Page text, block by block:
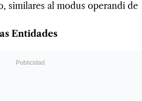
similares al modus operandi de
Entidades